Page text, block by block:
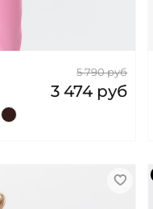
5 790 руб
3 474 руб